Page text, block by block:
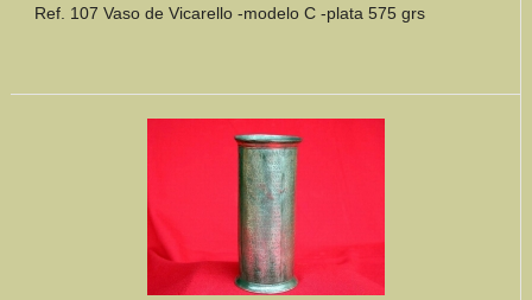
Ref. 107 Vaso de Vicarello -modelo C -plata 575 grs